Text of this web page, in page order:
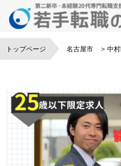
トップページ 名古屋市 中